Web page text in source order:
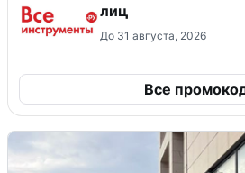
лиц
До 31 августа, 2026
Все